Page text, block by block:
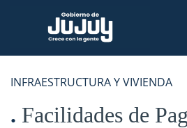
INFRAESTRUCTURA Y VIVIENDA
Facilidades de